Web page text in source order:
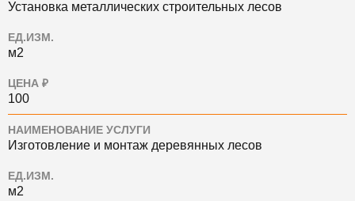
Установка металлических строительных лесов
ЕД.ИЗМ.
м2
ЦЕНА ₽
100
НАИМЕНОВАНИЕ УСЛУГИ
Изготовление и монтаж деревянных лесов
ЕД.ИЗМ.
м2